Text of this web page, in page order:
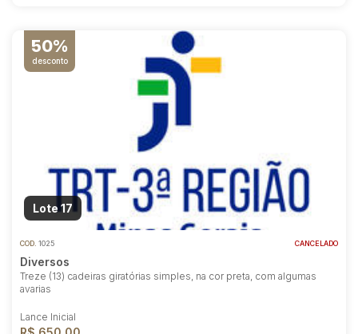
50%
desconto
Lote 17
COD. 1025 CANCELADO
Diversos
Treze (13) cadeiras giratórias simples, na cor preta, com algumas
avarias
Lance Inicial